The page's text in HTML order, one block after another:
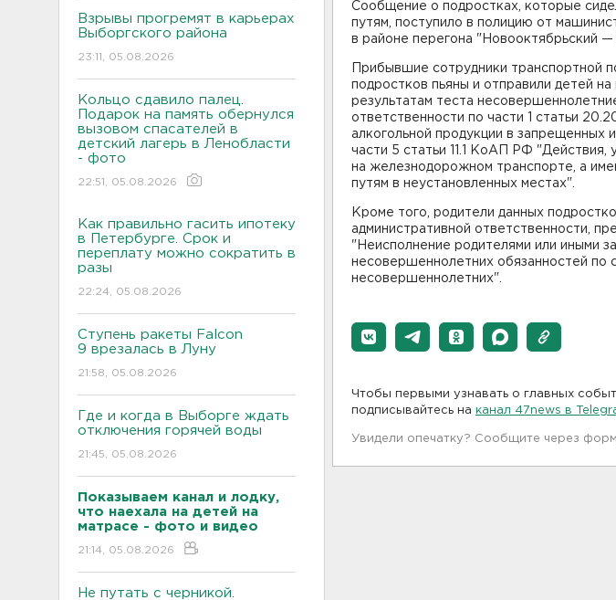
Взрывы прогремят в карьерах
Выборгского района
23:11, 05.08.2026
Кольцо сдавило палец.
Подарок на память обернулся
вызовом спасателей в
детский лагерь в Ленобласти
- фото
22:51, 05.08.2026
Как правильно гасить ипотеку
в Петербурге. Срок и
переплату можно сократить в
разы
22:24, 05.08.2026
Ступень ракеты Falcon
9 врезалась в Луну
21:58, 05.08.2026
Где и когда в Выборге ждать
отключения горячей воды
21:45, 05.08.2026
Показываем канал и лодку,
что наехала на детей на
матрасе - фото и видео
21:14, 05.08.2026
Не путать с черникой.
Сообщение о подростках, которые
путям, поступило в полицию от
в районе перегона "Новооктябрьский —
Прибывшие сотрудники транспортной
подростков пьяны и отправили детей
результатам теста
ответственности по части 1 статьи
алкогольной продукции в
части 5 статьи 11.1 КоАП РФ
на железнодорожном транспорте, а
путям в неустановленных местах".
Кроме того, родители данных
административной ответственности,
"Неисполнение родителями или иными
несовершеннолетних обязанностей по
несовершеннолетних".
Чтобы первыми узнавать о главных
подписывайтесь на канал 47news в
Увидели опечатку? Сообщите через